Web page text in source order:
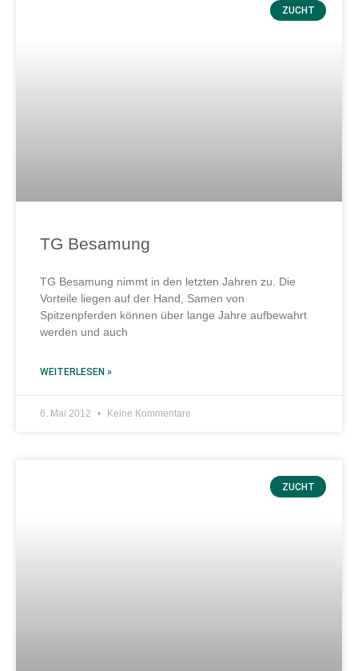
ZUCHT
TG Besamung
TG Besamung nimmt in den letzten Jahren zu. Die
Vorteile liegen auf der Hand, Samen von
Spitzenpferden können über lange Jahre aufbewahrt
werden und auch
WEITERLESEN »
6. Mai 2012 Keine Kommentare
ZUCHT